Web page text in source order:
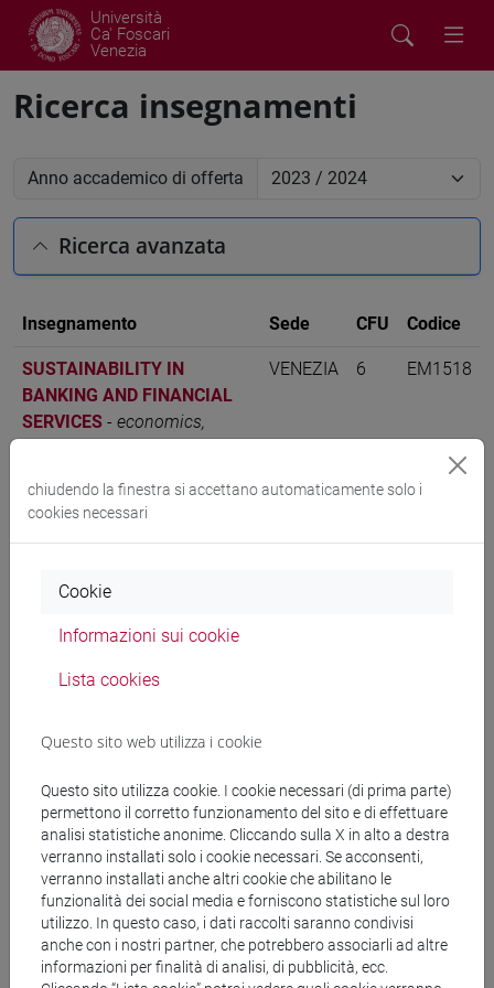
Università
Ca' Foscari
Venezia
Ricerca insegnamenti
Anno accademico di offerta
Ricerca avanzata
Insegnamento Sede CFU Codice
SUSTAINABILITY IN
BANKING AND FINANCIAL
SERVICES - economics,
VENEZIA 6 EM1518
Ricerca insegnamenti
Ricerca aule
Ricerca sedi
Ricerca strutture
Ricerca pubblicazioni
Ricerca risorse bibliografiche
chiudendo la finestra si accettano automaticamente solo i
cookies necessari
Cookie
Informazioni sui cookie
Lista cookies
Questo sito web utilizza i cookie
Questo sito utilizza cookie. I cookie necessari (di prima parte)
permettono il corretto funzionamento del sito e di effettuare
analisi statistiche anonime. Cliccando sulla X in alto a destra
verranno installati solo i cookie necessari. Se acconsenti,
verranno installati anche altri cookie che abilitano le
funzionalità dei social media e forniscono statistiche sul loro
utilizzo. In questo caso, i dati raccolti saranno condivisi
anche con i nostri partner, che potrebbero associarli ad altre
informazioni per finalità di analisi, di pubblicità, ecc.